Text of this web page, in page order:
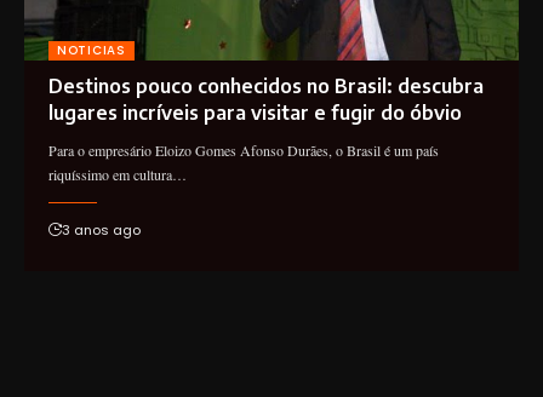
NOTICIAS
Destinos pouco conhecidos no Brasil: descubra
lugares incríveis para visitar e fugir do óbvio
Para o empresário Eloizo Gomes Afonso Durães, o Brasil é um país
riquíssimo em cultura…
3 anos ago